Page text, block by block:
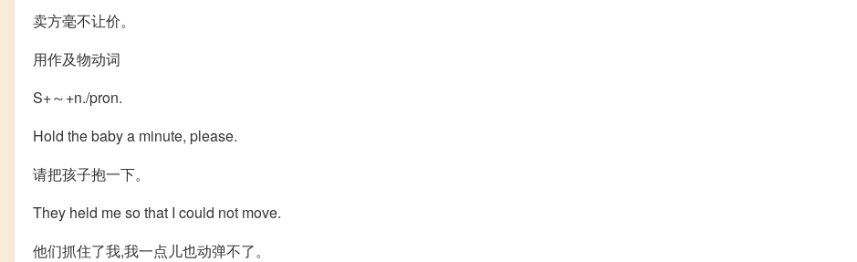
卖方毫不让价。
用作及物动词
S+～+n./pron.
Hold the baby a minute, please.
请把孩子抱一下。
They held me so that I could not move.
他们抓住了我,我一点儿也动弹不了。